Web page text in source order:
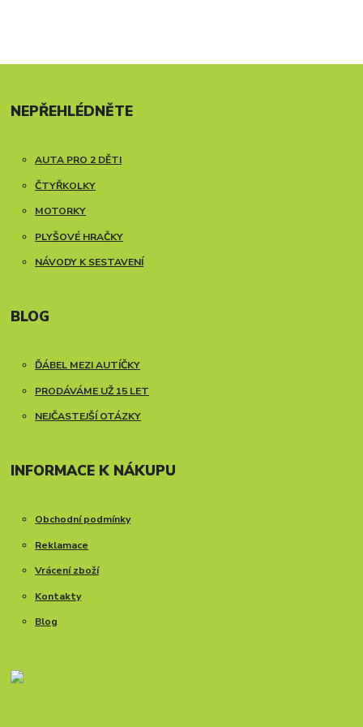
NEPŘEHLÉDNĚTE
AUTA PRO 2 DĚTI
ČTYŘKOLKY
MOTORKY
PLYŠOVÉ HRAČKY
NÁVODY K SESTAVENÍ
BLOG
ĎÁBEL MEZI AUTÍČKY
PRODÁVÁME UŽ 15 LET
NEJČASTEJŠÍ OTÁZKY
INFORMACE K NÁKUPU
Obchodní podmínky
Reklamace
Vrácení zboží
Kontakty
Blog